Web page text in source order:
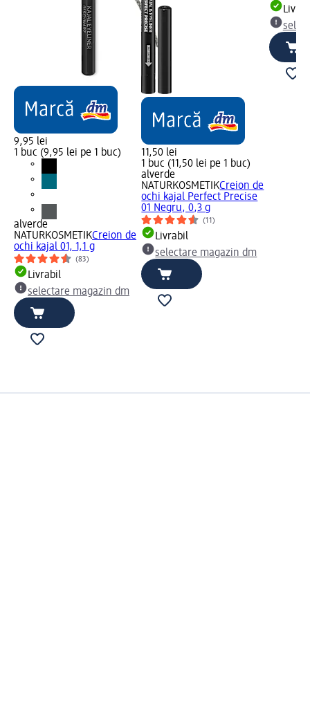
9,95 lei
1 buc (9,95 lei pe 1 buc)
alverde
NATURKOSMETIKCreion de
ochi kajal 01, 1,1 g
(83)
Livrabil
selectare magazin dm
11,50 lei
1 buc (11,50 lei pe 1 buc)
alverde
NATURKOSMETIKCreion de
ochi kajal Perfect Precise
01 Negru, 0,3 g
(11)
Livrabil
selectare magazin dm